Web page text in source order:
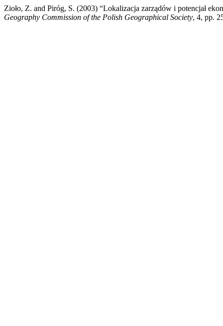
Zioło, Z. and Piróg, S. (2003) “Lokalizacja zarządów i potencjał
Geography Commission of the Polish Geographical Society, 4, pp.